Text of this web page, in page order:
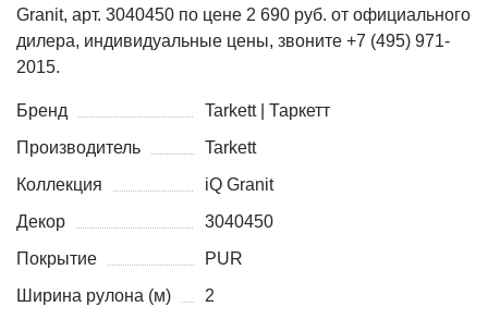
Granit, арт. 3040450 по цене 2 690 руб. от официального
дилера, индивидуальные цены, звоните +7 (495) 971-
2015.
Бренд
Tarkett | Таркетт
Производитель
Tarkett
Коллекция
iQ Granit
Декор
3040450
Покрытие
PUR
Ширина рулона (м)
2